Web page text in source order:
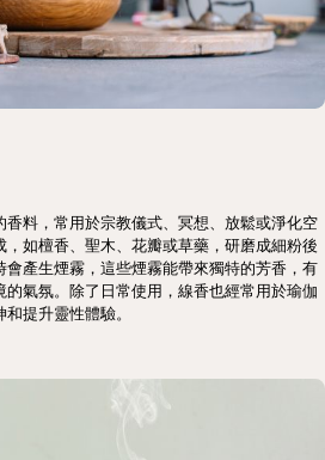
料，常用於宗教儀式、冥想、放鬆或淨化空
如檀香、聖木、花瓣或草藥，研磨成細粉後
產生煙霧，這些煙霧能帶來獨特的芳香，有
氣氛。除了日常使用，線香也經常用於瑜伽
提升靈性體驗。